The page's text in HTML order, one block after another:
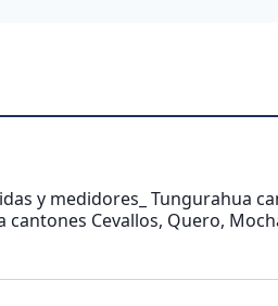
y medidores_ Tungurahua
Cevallos, Quero,